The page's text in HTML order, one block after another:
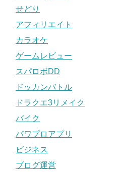
せどり
アフィリエイト
カラオケ
ゲームレビュー
スパロボDD
ドッカンバトル
ドラクエ3リメイク
バイク
パワプロアプリ
ビジネス
ブログ運営